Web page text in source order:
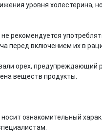
уровня холестерина,
рекомендуется
перед включением их в
орех, предупреждающий
веществ продукты.
ознакомительный